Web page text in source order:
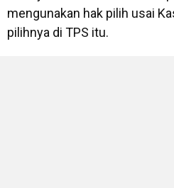
mengunakan hak pilih usai
pilihnya di TPS itu.